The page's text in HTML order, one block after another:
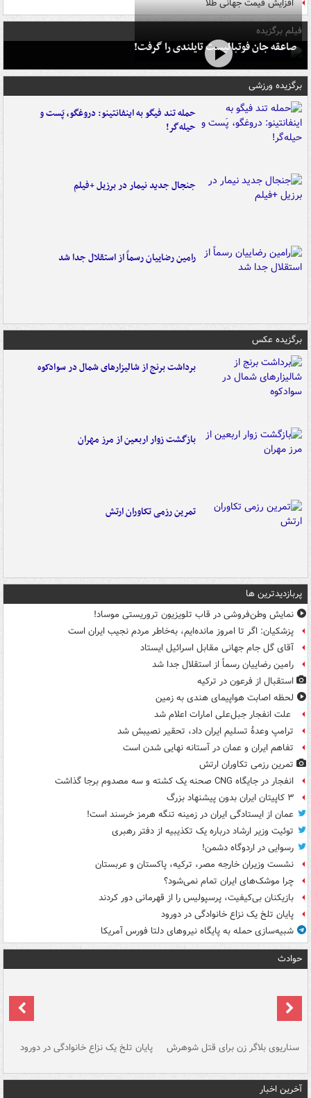
افزایش قیمت جهانی طلا
فیلم برگزیده
صاعقه جان فوتبالیست تایلندی را گرفت!
برگزیده ورزشی
حمله تند فیگو به اینفانتینو: دروغگو، پَست‌ و
حیله‌گر!
جنجال جدید نیمار در برزیل +فیلم
رامین رضاییان رسماً از استقلال جدا شد
برگزیده عکس
برداشت برنج از شالیزارهای شمال در سوادکوه
بازگشت زوار اربعین از مرز مهران
تمرین رزمی تکاوران ارتش
پربازدیدترین ها
نمایش وطن‌فروشی در قاب تلویزیون تروریستی موساد!
پزشکیان: اگر تا امروز مانده‌ایم، به‌خاطر مردم نجیب ایران است
آقای گل جام جهانی مقابل اسرائیل ایستاد
رامین رضاییان رسماً از استقلال جدا شد
استقبال از فرعون در ترکیه
لحظه اصابت هواپیمای هندی به زمین
علت انفجار جبل‌علی امارات اعلام شد
ترامپ وعدۀ تسلیم ایران داد، تحقیر نصیبش شد
تفاهم ایران و عمان در آستانه نهایی شدن است
تمرین رزمی تکاوران ارتش
انفجار در جایگاه CNG صحنه یک کشته و سه مصدوم برجا گذاشت
۳ کاپیتان ایران بدون پیشنهاد بزرگ
عمان از ایستادگی ایران در زمینه تنگه هرمز خرسند است!
توئیت وزیر ارشاد درباره یک تکذیبیه از دفتر رهبری
رسوایی در اردوگاه دشمن!
نشست وزیران خارجه مصر، ترکیه، پاکستان و عربستان
چرا موشک‌های ایران تمام نمی‌شود؟
بازیکنان بی‌کیفیت، پرسپولیس را از قهرمانی دور کردند
پایان تلخ یک نزاع خانوادگی در دورود
شبیه‌سازی حمله به پایگاه نیروهای دلتا فورس آمریکا
حوادث
سناریوی بلاگر زن برای قتل شوهرش پایان تلخ یک نزاع خانوادگی در دورود
آخرین اخبار